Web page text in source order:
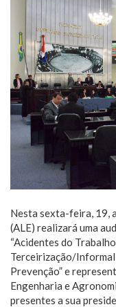
Nesta sexta-feira, 19,
(ALE) realizará uma
“Acidentes do
Terceirização/
Prevenção” e
Engenharia e
presentes a sua